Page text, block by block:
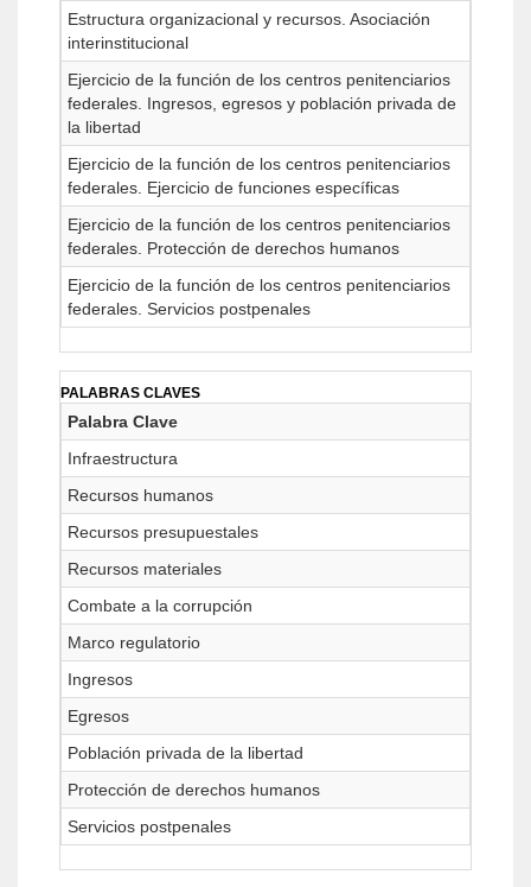
Estructura organizacional y recursos. Asociación
interinstitucional
Ejercicio de la función de los centros penitenciarios
federales. Ingresos, egresos y población privada de
la libertad
Ejercicio de la función de los centros penitenciarios
federales. Ejercicio de funciones específicas
Ejercicio de la función de los centros penitenciarios
federales. Protección de derechos humanos
Ejercicio de la función de los centros penitenciarios
federales. Servicios postpenales
PALABRAS CLAVES
Palabra Clave
Infraestructura
Recursos humanos
Recursos presupuestales
Recursos materiales
Combate a la corrupción
Marco regulatorio
Ingresos
Egresos
Población privada de la libertad
Protección de derechos humanos
Servicios postpenales